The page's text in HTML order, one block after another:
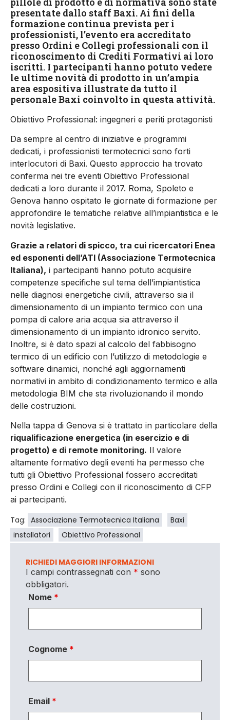
presentate dallo staff Baxi. Ai fini della
formazione continua prevista per i
professionisti, l’evento era accreditato
presso Ordini e Collegi professionali con il
riconoscimento di Crediti Formativi ai loro
iscritti. I partecipanti hanno potuto vedere
le ultime novità di prodotto in un’ampia
area espositiva illustrate da tutto il
personale Baxi coinvolto in questa attività.
Obiettivo Professional: ingegneri e periti protagonisti
Da sempre al centro di iniziative e programmi
dedicati, i professionisti termotecnici sono forti
interlocutori di Baxi. Questo approccio ha trovato
conferma nei tre eventi Obiettivo Professional
dedicati a loro durante il 2017. Roma, Spoleto e
Genova hanno ospitato le giornate di formazione per
approfondire le tematiche relative all’impiantistica e le
novità legislative.
Grazie a relatori di spicco, tra cui ricercatori Enea
ed esponenti dell’ATI (Associazione Termotecnica
Italiana), i partecipanti hanno potuto acquisire
competenze specifiche sul tema dell’impiantistica
nelle diagnosi energetiche civili, attraverso sia il
dimensionamento di un impianto termico con una
pompa di calore aria acqua sia attraverso il
dimensionamento di un impianto idronico servito.
Inoltre, si è dato spazi al calcolo del fabbisogno
termico di un edificio con l’utilizzo di metodologie e
software dinamici, nonché agli aggiornamenti
normativi in ambito di condizionamento termico e alla
metodologia BIM che sta rivoluzionando il mondo
delle costruzioni.
Nella tappa di Genova si è trattato in particolare della
riqualificazione energetica (in esercizio e di
progetto) e di remote monitoring. Il valore
altamente formativo degli eventi ha permesso che
tutti gli Obiettivo Professional fossero accreditati
presso Ordini e Collegi con il riconoscimento di CFP
ai partecipanti.
Tag: Associazione Termotecnica Italiana
Baxi
installatori
Obiettivo Professional
RICHIEDI MAGGIORI INFORMAZIONI
I campi contrassegnati con * sono
obbligatori.
Nome *
Cognome *
Email *